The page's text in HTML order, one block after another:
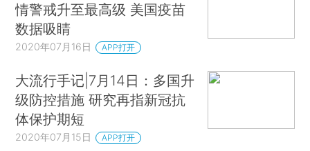
情警戒升至最高级 美国疫苗
数据吸睛
2020年07月16日 APP打开
大流行手记|7月14日：多国升
级防控措施 研究再指新冠抗
体保护期短
2020年07月15日 APP打开